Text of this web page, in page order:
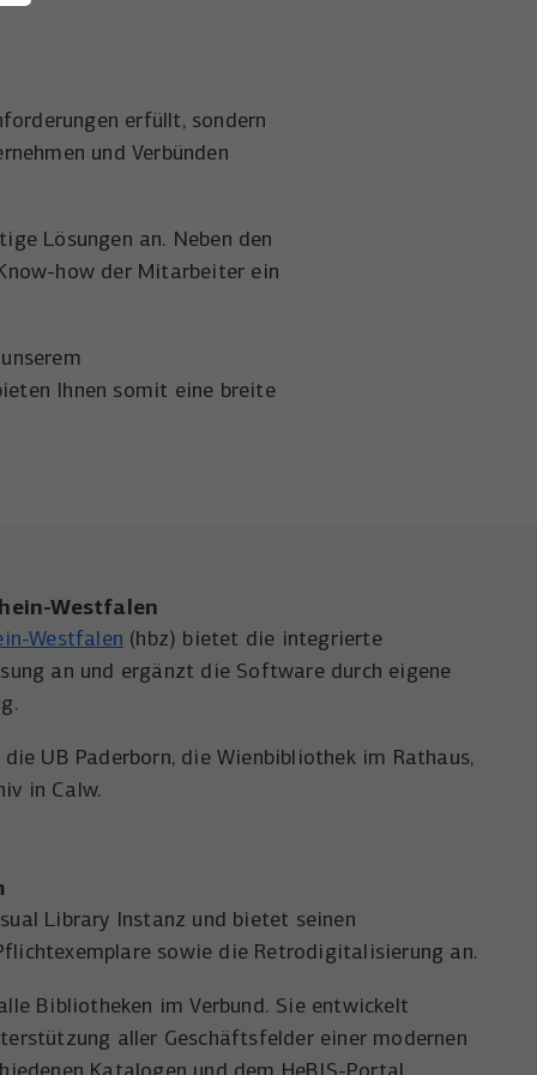
erfüllt, sondern
und Verbünden
Lösungen an. Neben den
how der Mitarbeiter ein
Ihnen somit eine breite
Westfalen
Westfalen (hbz) bietet die integrierte
an und ergänzt die Software durch eigene
UB Paderborn, die Wienbibliothek im Rathaus,
in Calw.
Library Instanz und bietet seinen
sowie die Retrodigitalisierung an.
Bibliotheken im Verbund. Sie entwickelt
aller Geschäftsfelder einer modernen